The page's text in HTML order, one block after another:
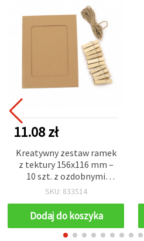
11.08 zł
Kreatywny zestaw ramek
z tektury 156x116 mm –
10 szt. z ozdobnymi
klipsami i beżowym
idealny do DIY,
scrapbookingu i dekoracji
domu
SKU: 833514
Dodaj do koszyka